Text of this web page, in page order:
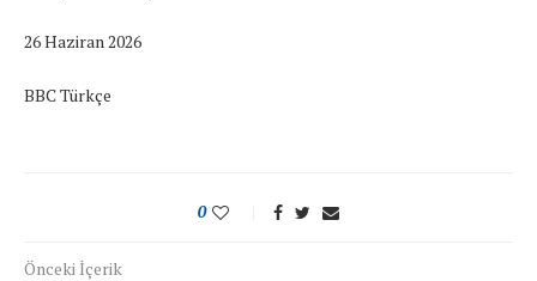
26 Haziran 2026
BBC Türkçe
0
Önceki İçerik